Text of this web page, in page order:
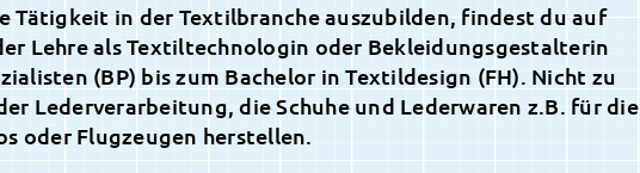
Tätigkeit in der Textilbranche auszubilden, findest du auf
Lehre als Textiltechnologin oder Bekleidungsgestalterin
(BP) bis zum Bachelor in Textildesign (FH). Nicht zu
Lederverarbeitung, die Schuhe und Lederwaren z.B. für die
oder Flugzeugen herstellen.